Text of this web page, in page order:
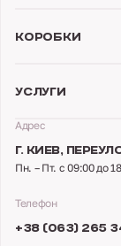
Адрес
Г. КИЕВ,
Пн. – Пт. с 09:00 до
Телефон
+38 (063) 265
Коробки
Услуги